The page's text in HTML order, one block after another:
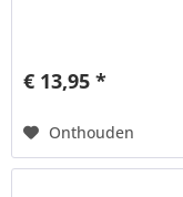
€ 13,95 *
Onthouden